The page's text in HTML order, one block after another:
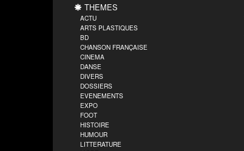
THEMES
ACTU
ARTS PLASTIQUES
BD
CHANSON FRANÇAISE
CINEMA
DANSE
DIVERS
DOSSIERS
EVENEMENTS
EXPO
FOOT
HISTOIRE
HUMOUR
LITTERATURE